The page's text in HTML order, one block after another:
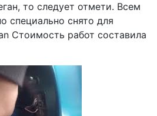
то следует отмети. Всем
специально снято для
Стоимость работ составила